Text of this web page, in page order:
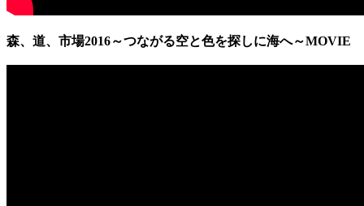
森、道、市場2016～つながる空と色を探しに海へ～MOVIE